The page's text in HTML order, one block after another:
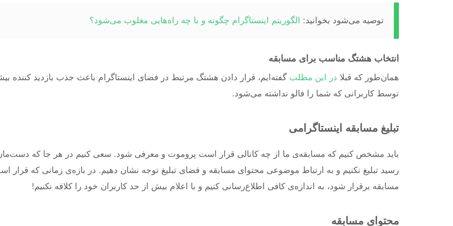
توصیه می‌شود بخوانید: الگوریتم اینستاگرام چگونه و با چه راه‌هایی مغلوب می‌شود؟
انتخاب هشتگ مناسب برای مسابقه
همان‌طور که قبلا در این مطلب گفته‌ایم، قرار دادن هشتگ مرتبط در فضای اینستاگرام باعث جذب بازدید کننده
توسط کاربرانی که شما را فالو نداشته می‌شود.
تبلیغ مسابقه‌ اینستاگرامی
باید مشخص کنیم که مسابقه‌ی ما از چه کانالی قرار است پروموت و معرفی شود. سعی کنیم در هر جا که
رسید تبلیغ نکنیم و به ارتباط موضوعی محتوای مسابقه و فضای تبلیغ توجه نشان دهیم. در بازه‌ی زمانی که قرار
مسابقه برقرار شود، به اندازه‌ی کافی اطلاع‌رسانی کنیم و با اعلام بیش از حد کاربران خود را کلافه نکنیم!
محتوای مسابقه